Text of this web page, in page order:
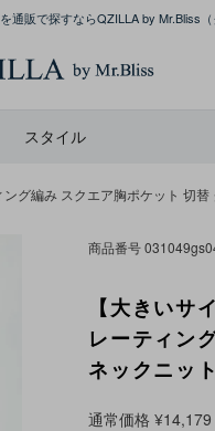
通販で探すならQZILLA by Mr.Bliss
スタイル
グ編み スクエア胸ポケット 切替
商品番号
【大きい
レーティン
ネックニッ
通常価格 ¥14,179